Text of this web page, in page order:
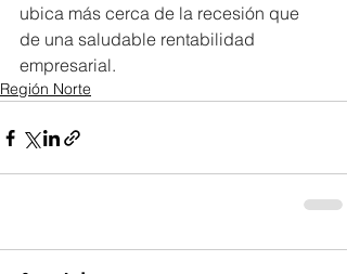
ubica más cerca de la recesión que
de una saludable rentabilidad
empresarial.
Región Norte